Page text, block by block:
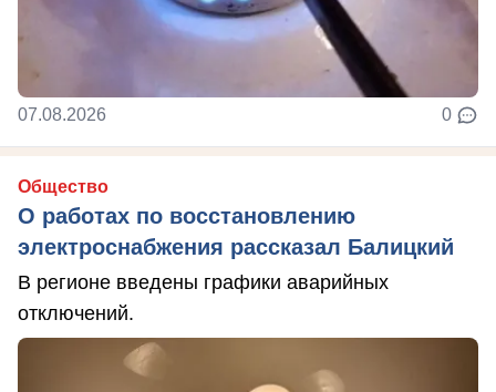
07.08.2026 0
Общество
О работах по восстановлению
электроснабжения рассказал Балицкий
В регионе введены графики аварийных
отключений.